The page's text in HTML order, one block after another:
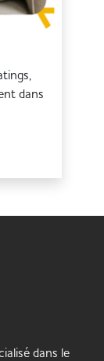
dans
dans le